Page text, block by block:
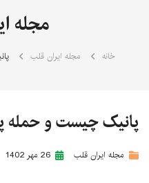
مجله
خانه مجله ایران قلب
پانیک چیست و حمله
مجله ایران قلب 26 مهر 1402